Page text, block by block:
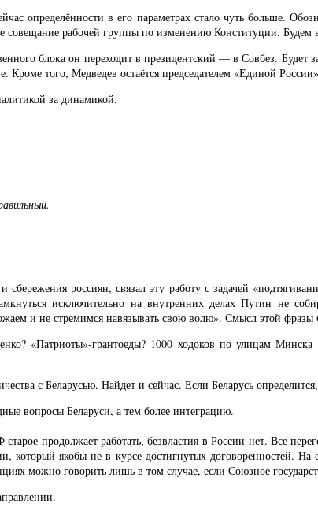
определённости в его параметрах стало чуть больше.
рабочей группы по изменению Конституции. Будем
блока он переходит в президентский — в Совбез.
Кроме того, Медведев остаётся председателем «Единой
за динамикой.
россиян, связал эту работу с задачей
исключительно на внутренних делах Путин не
и не стремимся навязывать свою волю». Смысл этой фразы
«Патриоты»-грантоеды? 1000 ходоков по улицам
с Беларусью. Найдет и сейчас. Если Беларусь
вопросы Беларуси, а тем более интеграцию.
продолжает работать, безвластия в России нет. Все
якобы не в курсе достигнутых договоренностей.
можно говорить лишь в том случае, если Союзное